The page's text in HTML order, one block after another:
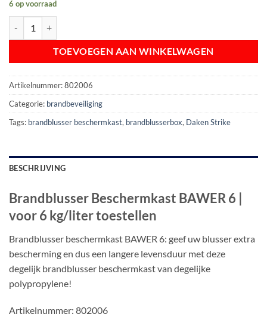
6 op voorraad
TOEVOEGEN AAN WINKELWAGEN
Artikelnummer:802006
Categorie: brandbeveiliging
Tags: brandblusser beschermkast, brandblusserbox, Daken Strike
BESCHRIJVING
Brandblusser Beschermkast BAWER 6 |
voor 6 kg/liter toestellen
Brandblusser beschermkast BAWER 6: geef uw blusser extra
bescherming en dus een langere levensduur met deze
degelijk brandblusser beschermkast van degelijke
polypropylene!
Artikelnummer: 802006